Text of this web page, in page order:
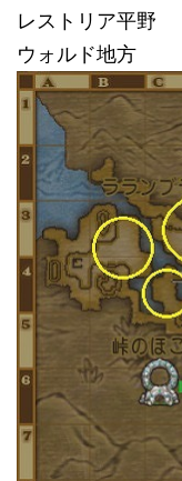
レストリア平野
ウォルド地方